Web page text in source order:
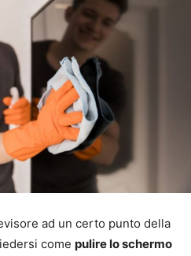
ad un certo punto della
come pulire lo schermo